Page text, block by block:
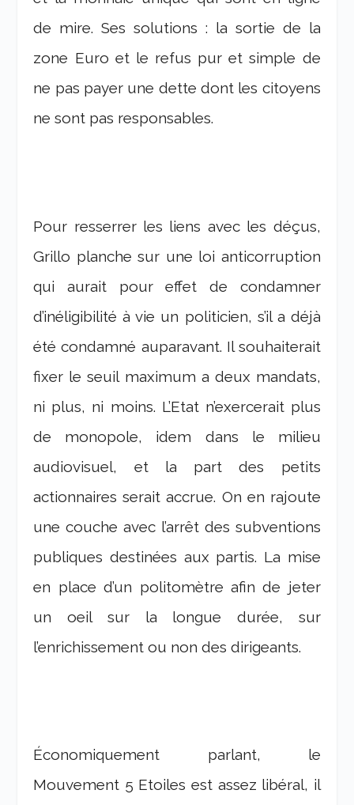
de mire. Ses solutions : la sortie de la
zone Euro et le refus pur et simple de
ne pas payer une dette dont les citoyens
ne sont pas responsables.
Pour resserrer les liens avec les déçus,
Grillo planche sur une loi anticorruption
qui aurait pour effet de condamner
d’inéligibilité à vie un politicien, s’il a déjà
été condamné auparavant. Il souhaiterait
fixer le seuil maximum a deux mandats,
ni plus, ni moins. L’Etat n’exercerait plus
de monopole, idem dans le milieu
audiovisuel, et la part des petits
actionnaires serait accrue. On en rajoute
une couche avec l’arrêt des subventions
publiques destinées aux partis. La mise
en place d’un politomètre afin de jeter
un oeil sur la longue durée, sur
l’enrichissement ou non des dirigeants.
Économiquement parlant, le
Mouvement 5 Etoiles est assez libéral, il